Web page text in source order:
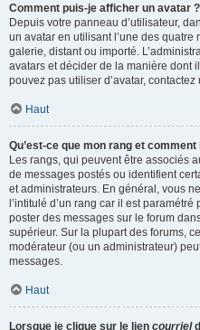
Comment puis-je afficher un avatar ?
Depuis votre panneau d’utilisateur,
un avatar en utilisant l’une des quatre
galerie, distant ou importé.
avatars et décider de la manière dont
pouvez pas utiliser d’avatar,
Haut
Qu’est-ce que mon rang et
Les rangs, qui peuvent être associés
de messages postés ou identifient
et administrateurs. En général, vous
l’intitulé d’un rang car il est
poster des messages sur le forum
supérieur. Sur la plupart des forums,
modérateur (ou un administrateur)
messages.
Haut
Lorsque je clique sur le lien courriel